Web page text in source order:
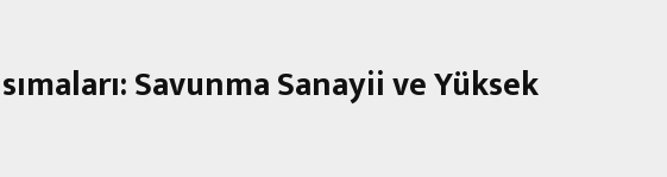
Savunma Sanayii ve Yüksek